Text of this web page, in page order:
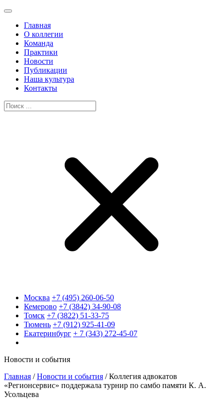
Главная
О коллегии
Команда
Практики
Новости
Публикации
Наша культура
Контакты
Москва +7 (495) 260-06-50
Кемерово +7 (3842) 34-90-08
Томск +7 (3822) 51-33-75
Тюмень +7 (912) 925-41-09
Екатеринбург + 7 (343) 272-45-07
Новости и события
Главная /Новости и события /Коллегия адвокатов
«Регионсервис» поддержала турнир по самбо памяти К. А.
Усольцева